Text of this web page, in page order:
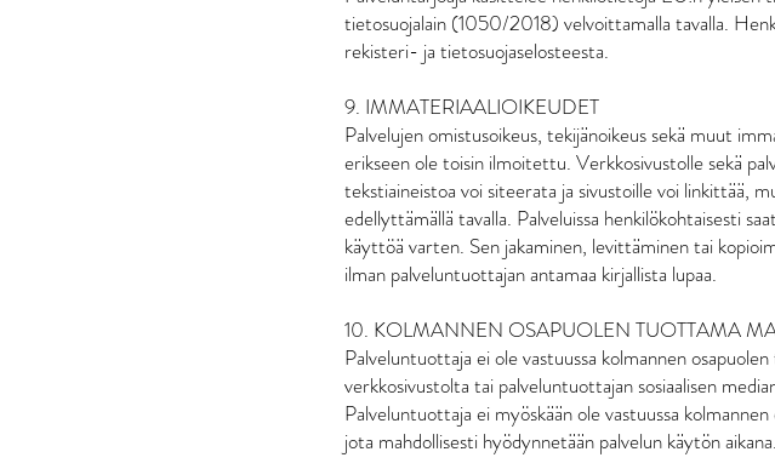
tietosuojalain (1050/2018) velvoittamalla tavalla.
rekisteri- ja tietosuojaselosteesta.
9. IMMATERIAALIOIKEUDET
Palvelujen omistusoikeus, tekijänoikeus sekä muut
erikseen ole toisin ilmoitettu. Verkkosivustolle sekä
tekstiaineistoa voi siteerata ja sivustoille voi linkittää,
edellyttämällä tavalla. Palveluissa henkilökohtaisesti
käyttöä varten. Sen jakaminen, levittäminen tai
ilman palveluntuottajan antamaa kirjallista lupaa.
10. KOLMANNEN OSAPUOLEN TUOTTAMA
Palveluntuottaja ei ole vastuussa kolmannen
verkkosivustolta tai palveluntuottajan sosiaalisen
Palveluntuottaja ei myöskään ole vastuussa
jota mahdollisesti hyödynnetään palvelun käytön aikana.